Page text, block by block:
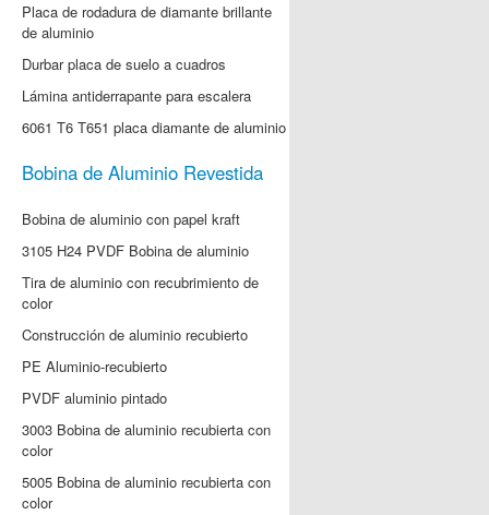
Placa de rodadura de diamante brillante
de aluminio
Durbar placa de suelo a cuadros
Lámina antiderrapante para escalera
6061 T6 T651 placa diamante de aluminio
Bobina de Aluminio Revestida
Bobina de aluminio con papel kraft
3105 H24 PVDF Bobina de aluminio
Tira de aluminio con recubrimiento de
color
Construcción de aluminio recubierto
PE Aluminio-recubierto
PVDF aluminio pintado
3003 Bobina de aluminio recubierta con
color
5005 Bobina de aluminio recubierta con
color